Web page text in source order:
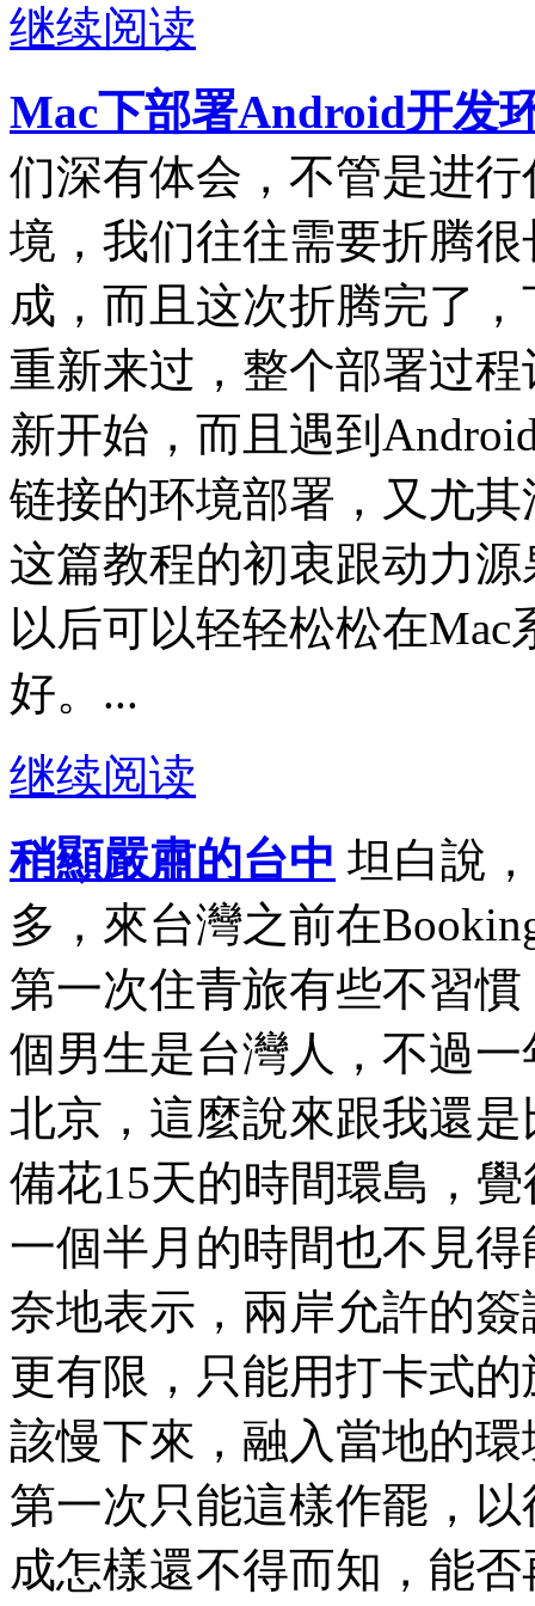
继续阅读
Mac下部署Android开发
们深有体会，不管是进
境，我们往往需要折腾
成，而且这次折腾完了
重新来过，整个部署过
新开始，而且遇到
链接的环境部署，又尤
这篇教程的初衷跟动力
以后可以轻轻松松在
好。...
继续阅读
稍顯嚴肅的台中 坦白說
多，來台灣之前在
第一次住青旅有些不習
個男生是台灣人，不過
北京，這麼說來跟我還
備花15天的時間環島，
一個半月的時間也不見
奈地表示，兩岸允許的
更有限，只能用打卡式
該慢下來，融入當地的
第一次只能這樣作罷，
成怎樣還不得而知，能